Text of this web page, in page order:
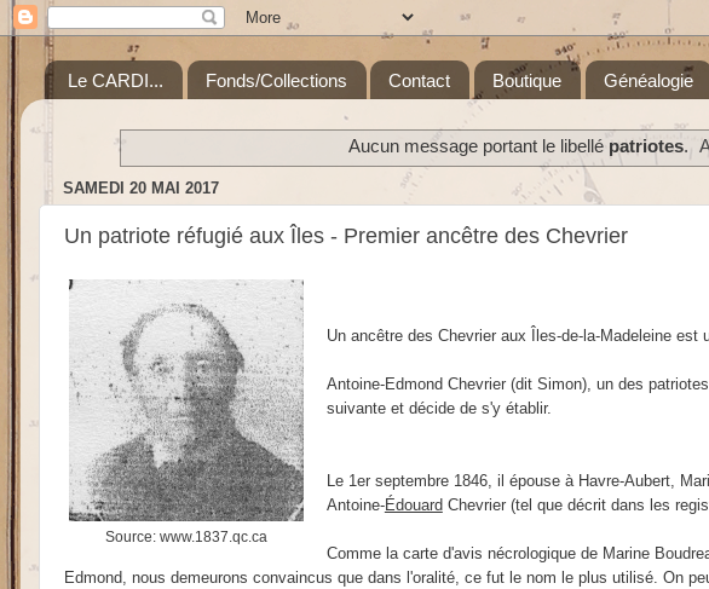
Le CARDI... Fonds/Collections Contact Boutique Généalogie
Aucun message portant le libellé patriotes.
SAMEDI 20 MAI 2017
Un patriote réfugié aux Îles - Premier ancêtre des Chevrier
Source: www.1837.qc.ca
Un ancêtre des Chevrier aux Îles-de-la-Madeleine est
Antoine-Edmond Chevrier (dit Simon), un des
suivante et décide de s'y établir.
Le 1er septembre 1846, il épouse à Havre-Aubert,
Antoine-ÉdouardChevrier (tel que décrit dans les
Comme la carte d'avis nécrologique de Marine
Edmond, nous demeurons convaincus que dans l'oralité, ce fut le nom le plus utilisé. On